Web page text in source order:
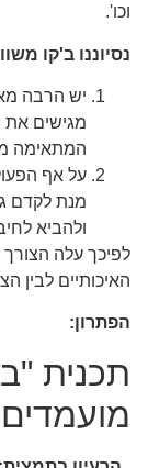
וכו'.
נסיוננו ב'קו
יש הרבה
מגישים את
המתאימה
על אף
מנת לקדם
ולהביא
לפיכך עלה
האיכותיים לבין
הפתרון:
תכנית